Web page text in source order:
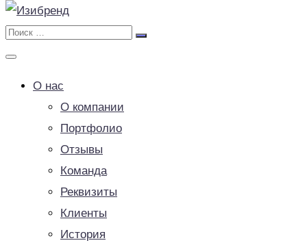
О нас
О компании
Портфолио
Отзывы
Команда
Реквизиты
Клиенты
История